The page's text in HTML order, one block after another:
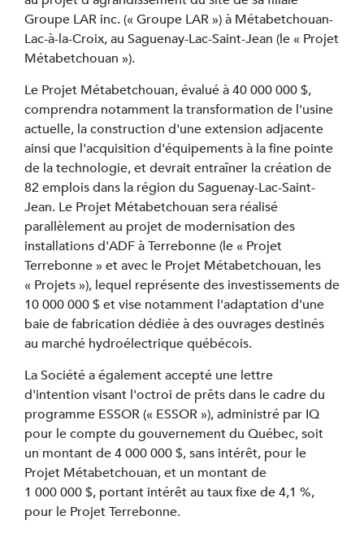
Groupe LAR inc. (« Groupe LAR ») à Métabetchouan-
Lac-à-la-Croix, au Saguenay-Lac-Saint-Jean (le « Projet
Métabetchouan »).
Le Projet Métabetchouan, évalué à 40 000 000 $,
comprendra notamment la transformation de l'usine
actuelle, la construction d'une extension adjacente
ainsi que l'acquisition d'équipements à la fine pointe
de la technologie, et devrait entraîner la création de
82 emplois dans la région du Saguenay-Lac-Saint-
Jean. Le Projet Métabetchouan sera réalisé
parallèlement au projet de modernisation des
installations d'ADF à Terrebonne (le « Projet
Terrebonne » et avec le Projet Métabetchouan, les
« Projets »), lequel représente des investissements de
10 000 000 $ et vise notamment l'adaptation d'une
baie de fabrication dédiée à des ouvrages destinés
au marché hydroélectrique québécois.
La Société a également accepté une lettre
d'intention visant l'octroi de prêts dans le cadre du
programme ESSOR (« ESSOR »), administré par IQ
pour le compte du gouvernement du Québec, soit
un montant de 4 000 000 $, sans intérêt, pour le
Projet Métabetchouan, et un montant de
1 000 000 $, portant intérêt au taux fixe de 4,1 %,
pour le Projet Terrebonne.